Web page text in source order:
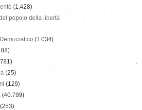
(1.428)
popolo della libertà
(1.034)
(25)
(129)
(40.799)
(253)